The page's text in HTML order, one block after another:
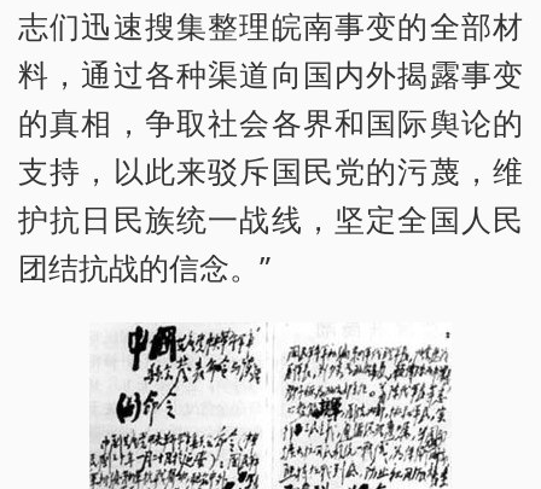
志们迅速搜集整理皖南事变的全部材
料，通过各种渠道向国内外揭露事变
的真相，争取社会各界和国际舆论的
支持，以此来驳斥国民党的污蔑，维
护抗日民族统一战线，坚定全国人民
团结抗战的信念。”